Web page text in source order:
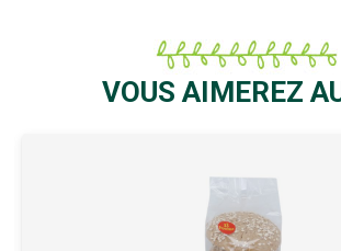
VOUS AIMEREZ